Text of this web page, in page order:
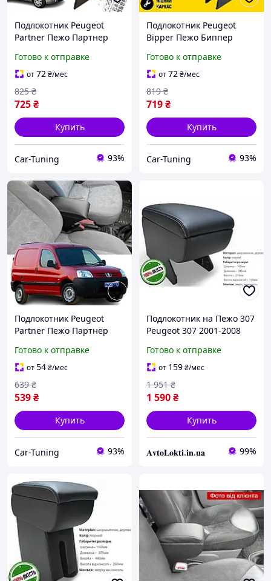
Подлокотник Peugeot
Partner Пежо Партнер
салона обвес Бокс
бардачок Tuning
Аксессуары
Готово к отправке
от72₴/мес
725₴
825 ₴
Купить
Car-Tuning 93%
Подлокотник Peugeot
Bipper Пежо Биппер
салона обвес Бокс
бардачок Tuning
Аксессуары
Готово к отправке
от72₴/мес
719₴
819 ₴
Купить
Car-Tuning 93%
Подлокотник Peugeot
Partner Пежо Партнер
обвес Бокс бардачок
Tuning Аксессуары
Готово к отправке
от54₴/мес
539₴
639 ₴
Купить
Car-Tuning 93%
Подлокотник на Пежо 307
Peugeot 307 2001-2008
Готово к отправке
от 159₴/мес
1 590₴
1 951 ₴
Купить
𝐀𝐯𝐭𝐨𝐋𝐨𝐤𝐭𝐢.𝐢𝐧.𝐮𝐚 99%